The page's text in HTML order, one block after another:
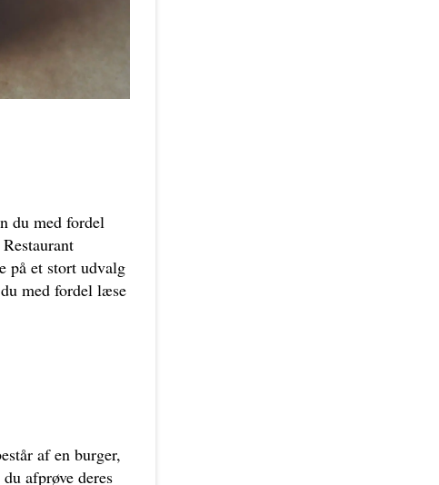
du med fordel
på et stort udvalg
med fordel læse
af en burger,
afprøve deres